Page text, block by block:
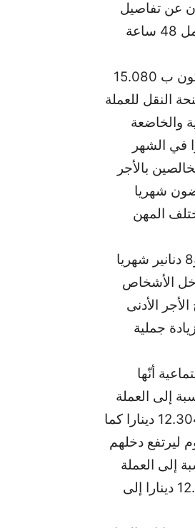
عن تفاصيل
هذه الزيادات أنّ الترفيع في الأجر الأدنى المضمون لمختلف المهن نظام عمل 48 ساعة
أما الزيادة في الأجر الأدنى المضمون لمختلف المهن نظام 40 ساعة فستكون ب 15.080
الزيادة في منحة النقل للعملة
والخاضعة
بالأجر
نظام 48 ساعة سيتقاضون شهريا
لمختلف المهن
وأضاف أنّ الاجراء سينتفعون كذلك بزيادة في الأجر الصافي تتراوح بين 4 و8 دنانير شهريا
الأشخاص
بمقتضاه أصبح الأجر الأدنى
جملية
أنّها
إلى العملة
العاديين 696 مليما في اليوم ليرتفع دخلهم اليومي من 11.608 دينارا إلى 12.304 دينارا كما
ذوى الاختصاص 733مليما في اليوم ليرتفع دخلهم
إلى العملة
الفلاحيين ذوى الكفاءة ب 766 مليما في اليوم ليرتفع لذلك دخلهم من 12.771 دينارا إلى